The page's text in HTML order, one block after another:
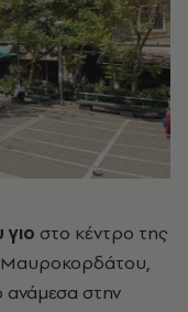
στο κέντρο της
Μαυροκορδάτου,
στην